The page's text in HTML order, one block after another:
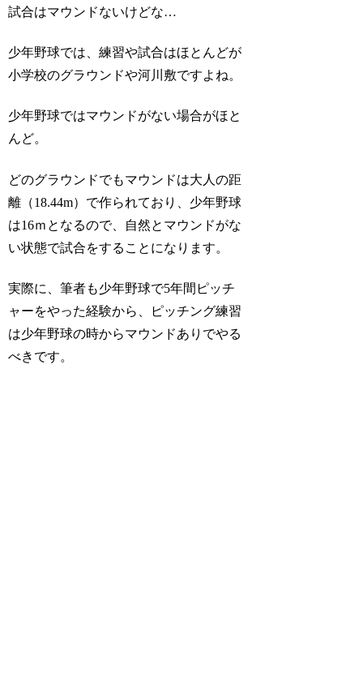
試合はマウンドないけどな…
少年野球では、練習や試合はほとんどが
小学校のグラウンドや河川敷ですよね。
少年野球ではマウンドがない場合がほと
んど。
どのグラウンドでもマウンドは大人の距
離（18.44m）で作られており、少年野球
は16ｍとなるので、自然とマウンドがな
い状態で試合をすることになります。
実際に、筆者も少年野球で5年間ピッチ
ャーをやった経験から、ピッチング練習
は少年野球の時からマウンドありでやる
べきです。